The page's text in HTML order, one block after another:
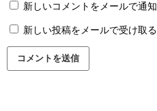
新しいコメントをメールで通知
新しい投稿をメールで受け取る